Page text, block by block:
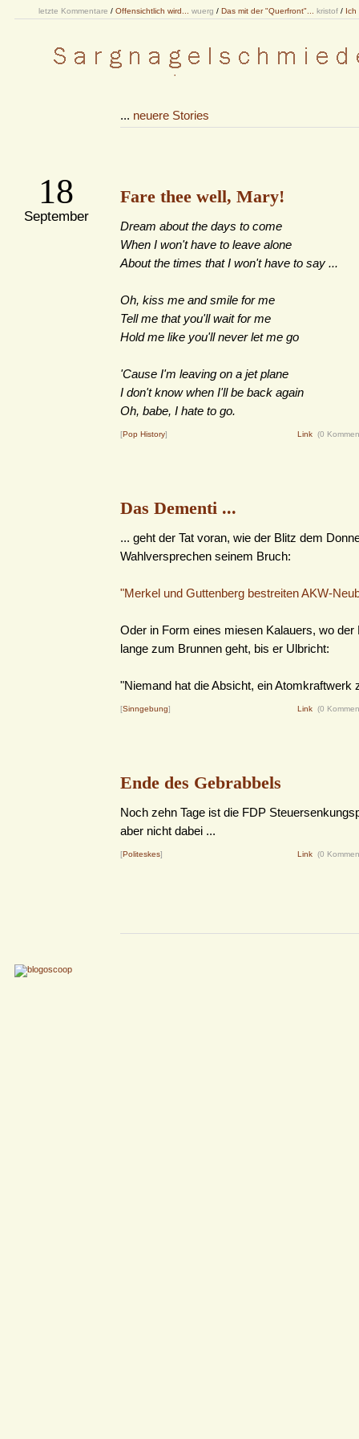
letzte Kommentare / Offensichtlich wird... wuerg / Das mit der "Querfront"... kristof / Ich
... neuere Stories
18
September
Fare thee well, Mary!
Dream about the days to come
When I won't have to leave alone
About the times that I won't have to say ...
Oh, kiss me and smile for me
Tell me that you'll wait for me
Hold me like you'll never let me go
'Cause I'm leaving on a jet plane
I don't know when I'll be back again
Oh, babe, I hate to go.
[Pop History] Link (0
Das Dementi ...
... geht der Tat voran, wie der Blitz dem
Wahlversprechen seinem Bruch:
"Merkel und Guttenberg bestreiten AKW-
Oder in Form eines miesen Kalauers, wo der
lange zum Brunnen geht, bis er Ulbricht:
"Niemand hat die Absicht, ein Atomkraftwerk
[Sinngebung] Link (0
Ende des Gebrabbels
Noch zehn Tage ist die FDP
aber nicht dabei ...
[Politeskes] Link (0